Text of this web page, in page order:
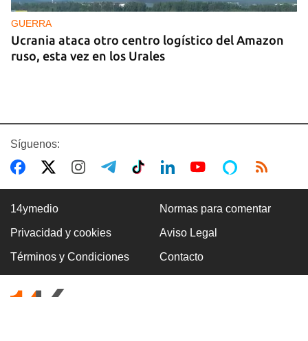
GUERRA
Ucrania ataca otro centro logístico del Amazon
ruso, esta vez en los Urales
VENEZUELA
El chavismo y la oposición dan los primeros pasos
en el diálogo con la transición en la agenda
Síguenos:
14ymedio Normas para comentar
Privacidad y cookies Aviso Legal
Términos y Condiciones Contacto